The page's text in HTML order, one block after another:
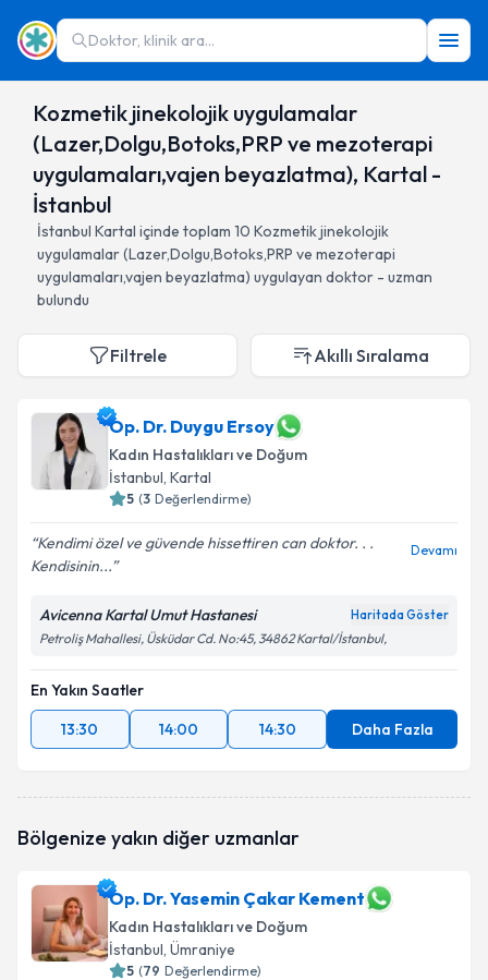
Doktor, klinik ara...
Kozmetik jinekolojik uygulamalar
(Lazer,Dolgu,Botoks,PRP ve mezoterapi
uygulamaları,vajen beyazlatma), Kartal -
İstanbul
İstanbul Kartal içinde toplam 10 Kozmetik jinekolojik
uygulamalar (Lazer,Dolgu,Botoks,PRP ve mezoterapi
uygulamaları,vajen beyazlatma) uygulayan doktor - uzman
bulundu
Filtrele Akıllı Sıralama
Op. Dr. Duygu Ersoy
Kadın Hastalıkları ve Doğum
İstanbul, Kartal
5 (3 Değerlendirme)
Kendimi özel ve güvende hissettiren can doktor. . .
Kendisinin...
Devamı
Avicenna Kartal Umut Hastanesi Haritada Göster
Petroliş Mahallesi, Üsküdar Cd. No:45, 34862 Kartal/İstanbul,
En Yakın Saatler
13:30
14:00 14:30 Daha Fazla
Bölgenize yakın diğer uzmanlar
Op. Dr. Yasemin Çakar Kement
Kadın Hastalıkları ve Doğum
İstanbul, Ümraniye
5 (79 Değerlendirme)